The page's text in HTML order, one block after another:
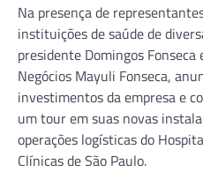
Na presença de
instituições de saúde de
presidente Domingos
Negócios Mayuli Fonseca,
investimentos da empresa e
um tour em suas novas
operações logísticas do
Clínicas de São Paulo.